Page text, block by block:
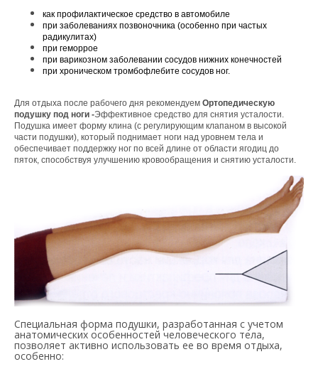
как профилактическое средство в автомобиле
при заболеваниях позвоночника (особенно при частых
радикулитах)
при геморрое
при варикозном заболевании сосудов нижних конечностей
при хроническом тромбофлебите сосудов ног.
Для отдыха после рабочего дня рекомендуем Ортопедическую
подушку под ноги -Эффективное средство для снятия усталости.
Подушка имеет форму клина (с регулирующим клапаном в высокой
части подушки), который поднимает ноги над уровнем тела и
обеспечивает поддержку ног по всей длине от области ягодиц до
пяток, способствуя улучшению кровообращения и снятию усталости.
Специальная форма подушки, разработанная с учетом
анатомических особенностей человеческого тела,
позволяет активно использовать ее во время отдыха,
особенно: